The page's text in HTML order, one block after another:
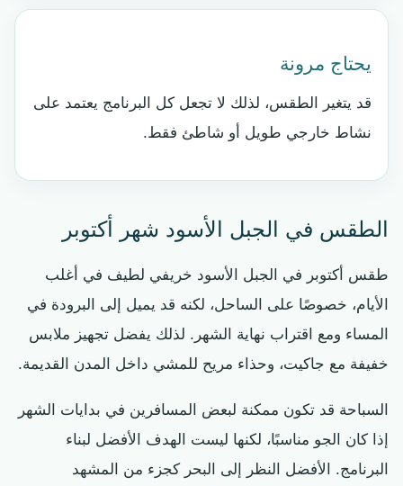
يحتاج مرونة
قد يتغير الطقس، لذلك لا تجعل كل البرنامج يعتمد على
نشاط خارجي طويل أو شاطئ فقط.
الطقس في الجبل الأسود شهر أكتوبر
طقس أكتوبر في الجبل الأسود خريفي لطيف في أغلب
الأيام، خصوصًا على الساحل، لكنه قد يميل إلى البرودة في
المساء ومع اقتراب نهاية الشهر. لذلك يفضل تجهيز ملابس
خفيفة مع جاكيت، وحذاء مريح للمشي داخل المدن القديمة.
السباحة قد تكون ممكنة لبعض المسافرين في بدايات الشهر
إذا كان الجو مناسبًا، لكنها ليست الهدف الأفضل لبناء
البرنامج. الأفضل النظر إلى البحر كجزء من المشهد